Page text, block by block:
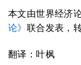
本文由世界经济
论》 联合发表，
翻译：叶枫